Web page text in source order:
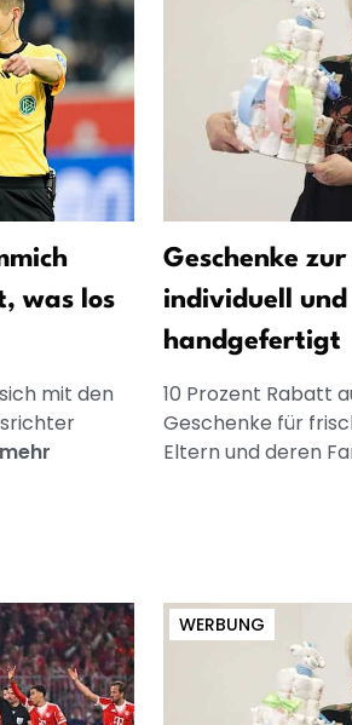
was los
mit den
mehr
Geschenke
individuell und
handgefertigt
10 Prozent Rabatt
Geschenke für
Eltern und deren
WERBUNG